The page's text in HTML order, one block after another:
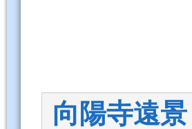
向陽寺遠景